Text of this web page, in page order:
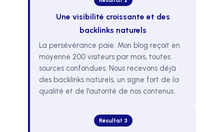
Une visibilité croissante et des
backlinks naturels
La persévérance paie. Mon blog reçoit en
moyenne 200 visiteurs par mois, toutes
sources confondues. Nous recevons déjà
des backlinks naturels, un signe fort de la
qualité et de l'autorité de nos contenus.
Résultat 3